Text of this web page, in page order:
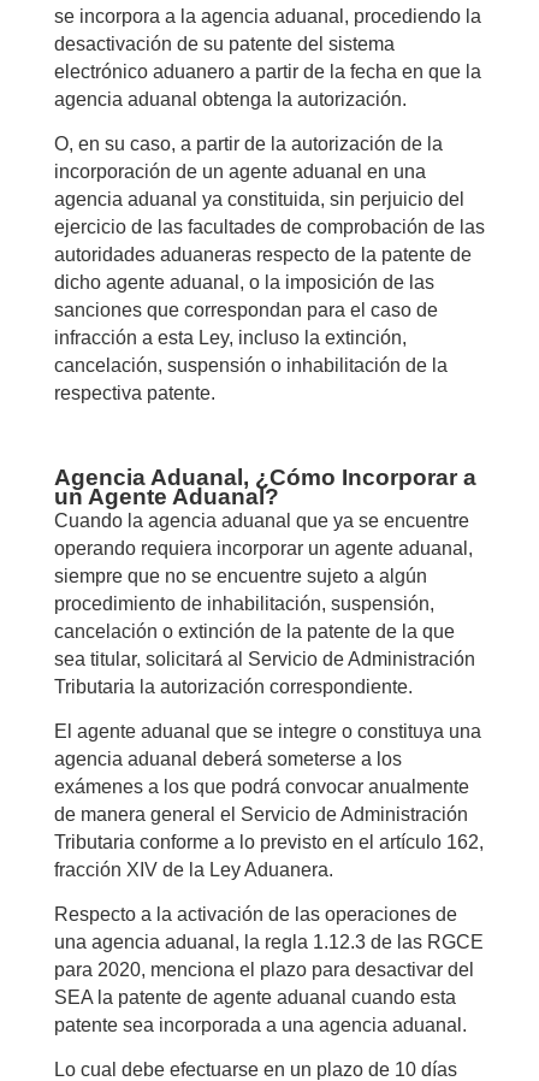
se incorpora a la agencia aduanal, procediendo la
desactivación de su patente del sistema
electrónico aduanero a partir de la fecha en que la
agencia aduanal obtenga la autorización.
O, en su caso, a partir de la autorización de la
incorporación de un agente aduanal en una
agencia aduanal ya constituida, sin perjuicio del
ejercicio de las facultades de comprobación de las
autoridades aduaneras respecto de la patente de
dicho agente aduanal, o la imposición de las
sanciones que correspondan para el caso de
infracción a esta Ley, incluso la extinción,
cancelación, suspensión o inhabilitación de la
respectiva patente.
Agencia Aduanal, ¿Cómo Incorporar a
un Agente Aduanal?
Cuando la agencia aduanal que ya se encuentre
operando requiera incorporar un agente aduanal,
siempre que no se encuentre sujeto a algún
procedimiento de inhabilitación, suspensión,
cancelación o extinción de la patente de la que
sea titular, solicitará al Servicio de Administración
Tributaria la autorización correspondiente.
El agente aduanal que se integre o constituya una
agencia aduanal deberá someterse a los
exámenes a los que podrá convocar anualmente
de manera general el Servicio de Administración
Tributaria conforme a lo previsto en el artículo 162,
fracción XIV de la Ley Aduanera.
Respecto a la activación de las operaciones de
una agencia aduanal, la regla 1.12.3 de las RGCE
para 2020, menciona el plazo para desactivar del
SEA la patente de agente aduanal cuando esta
patente sea incorporada a una agencia aduanal.
Lo cual debe efectuarse en un plazo de 10 días